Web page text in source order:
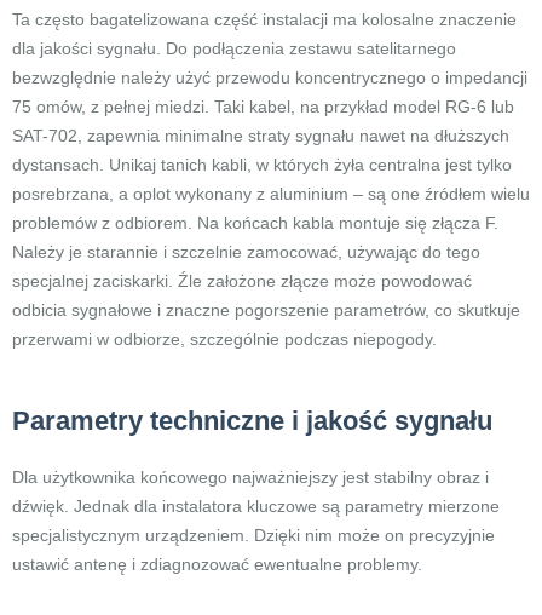
Ta często bagatelizowana część instalacji ma kolosalne znaczenie
dla jakości sygnału. Do podłączenia zestawu satelitarnego
bezwzględnie należy użyć przewodu koncentrycznego o impedancji
75 omów, z pełnej miedzi. Taki kabel, na przykład model RG-6 lub
SAT-702, zapewnia minimalne straty sygnału nawet na dłuższych
dystansach. Unikaj tanich kabli, w których żyła centralna jest tylko
posrebrzana, a oplot wykonany z aluminium – są one źródłem wielu
problemów z odbiorem. Na końcach kabla montuje się złącza F.
Należy je starannie i szczelnie zamocować, używając do tego
specjalnej zaciskarki. Źle założone złącze może powodować
odbicia sygnałowe i znaczne pogorszenie parametrów, co skutkuje
przerwami w odbiorze, szczególnie podczas niepogody.
Parametry techniczne i jakość sygnału
Dla użytkownika końcowego najważniejszy jest stabilny obraz i
dźwięk. Jednak dla instalatora kluczowe są parametry mierzone
specjalistycznym urządzeniem. Dzięki nim może on precyzyjnie
ustawić antenę i zdiagnozować ewentualne problemy.